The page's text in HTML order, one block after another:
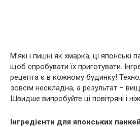
М’які і пишні як хмарка, ці японські
щоб спробувати їх приготувати.
рецепта є в кожному будинку!
зовсім нескладна, а результат –
Швидше випробуйте ці повітряні і
Інгредієнти для японських